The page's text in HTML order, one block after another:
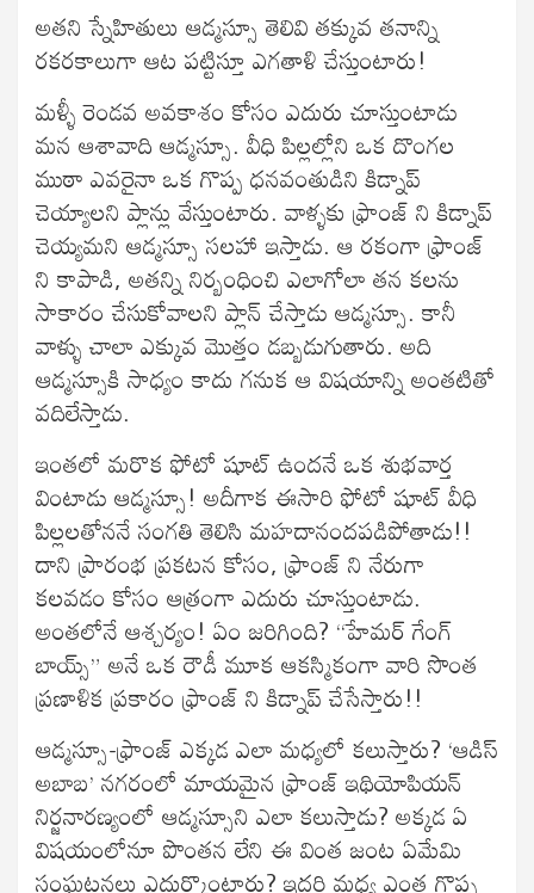
అతని స్నేహితులు ఆడ్మస్సూ తెలివి తక్కువ తనాన్ని
రకరకాలుగా ఆట పట్టిస్తూ ఎగతాళి చేస్తుంటారు!
మళ్ళీ రెండవ అవకాశం కోసం ఎదురు చూస్తుంటాడు
మన ఆశావాది ఆడ్మస్సూ. వీధి పిల్లల్లోని ఒక దొంగల
ముఠా ఎవరైనా ఒక గొప్ప ధనవంతుడిని కిడ్నాప్
చెయ్యాలని ప్లాన్లు వేస్తుంటారు. వాళ్ళకు ఫ్రాంజ్ ని కిడ్నాప్
చెయ్యమని ఆడ్మస్సూ సలహా ఇస్తాడు. ఆ రకంగా ఫ్రాంజ్
ని కాపాడి, అతన్ని నిర్బంధించి ఎలాగోలా తన కలను
సాకారం చేసుకోవాలని ప్లాన్ చేస్తాడు ఆడ్మస్సూ. కానీ
వాళ్ళు చాలా ఎక్కువ మొత్తం డబ్బడుగుతారు. అది
ఆడ్మస్సూకి సాధ్యం కాదు గనుక ఆ విషయాన్ని అంతటితో
వదిలేస్తాడు.
ఇంతలో మరొక ఫోటో షూట్ ఉందనే ఒక శుభవార్త
వింటాడు ఆడ్మస్సూ! అదీగాక ఈసారి ఫోటో షూట్ వీధి
పిల్లలతోననే సంగతి తెలిసి మహదానందపడిపోతాడు!!
దాని ప్రారంభ ప్రకటన కోసం, ఫ్రాంజ్ ని నేరుగా
కలవడం కోసం ఆత్రంగా ఎదురు చూస్తుంటాడు.
అంతలోనే ఆశ్చర్యం! ఏం జరిగింది? “హేమర్ గేంగ్
బాయ్స్” అనే ఒక రౌడీ మూక ఆకస్మికంగా వారి సొంత
ప్రణాళిక ప్రకారం ఫ్రాంజ్ ని కిడ్నాప్ చేసేస్తారు!!
ఆడ్మస్సూ-ఫ్రాంజ్ ఎక్కడ ఎలా మధ్యలో కలుస్తారు? ‘ఆడిస్
అబాబ’ నగరంలో మాయమైన ఫ్రాంజ్ ఇథియోపియన్
నిర్జనారణ్యంలో ఆడ్మస్సూని ఎలా కలుస్తాడు? అక్కడ ఏ
విషయంలోనూ పొంతన లేని ఈ వింత జంట ఏమేమి
సంఘటనలు ఎదుర్కొంటారు? ఇద్దరి మధ్య ఎంత గొప్ప